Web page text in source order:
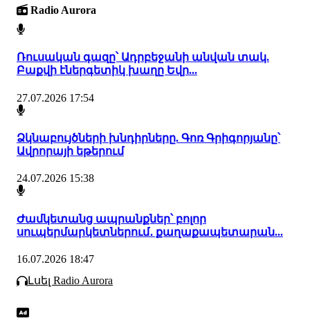
Radio Aurora
Ռուսական գազը՝ Ադրբեջանի անվան տակ.
Բաքվի էներգետիկ խաղը Եվր...
27.07.2026 17:54
Ձկնաբույծների խնդիրները. Գոռ Գրիգորյանը՝
Ավրորայի եթերում
24.07.2026 15:38
Ժամկետանց ապրանքներ՝ բոլոր
սուպերմարկետներում․ քաղաքապետարան...
16.07.2026 18:47
Լսել Radio Aurora